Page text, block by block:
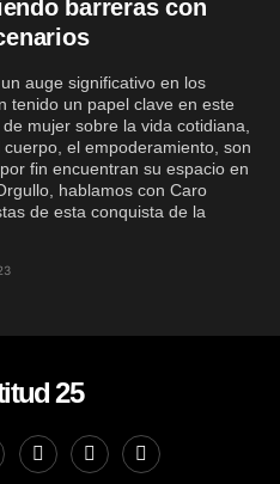
barreras con
auge significativo en los
tenido un papel clave en este
mujer sobre la vida cotidiana,
el empoderamiento, son
fin encuentran su espacio en
hablamos con Caro
de esta conquista de la